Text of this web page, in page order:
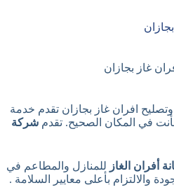
غاز بجازان
افران غاز بجازان تقدم خدمة
في المكان الصحيح. تقدم شركة
أفران الغاز للمنازل والمطاعم في
والالتزام بأعلى معايير السلامة .